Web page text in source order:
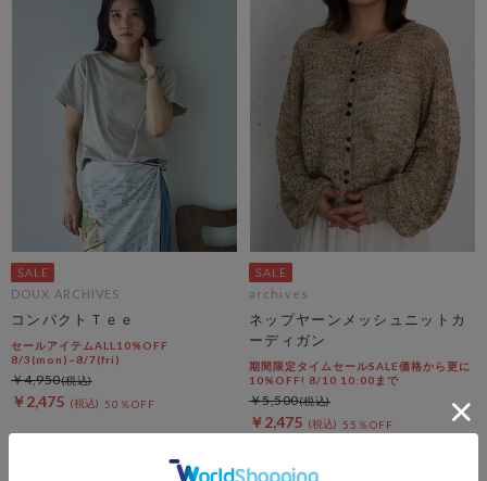
DOUX ARCHIVES
コンパクトＴｅｅ
セールアイテムALL10%OFF
8/3(mon)~8/7(fri)
￥2,475 50％OFF
￥4,950
archives
ネップヤーンメッシュニットカ
ーディガン
期間限定タイムセールSALE価格から更に
10%OFF! 8/10 10:00まで
￥2,475 55％OFF
￥5,500